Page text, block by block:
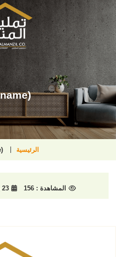
(no-name)
الرئيسية (no-name)
المشاهدة : 156 23 يونيو 2025 - 11:00 ص